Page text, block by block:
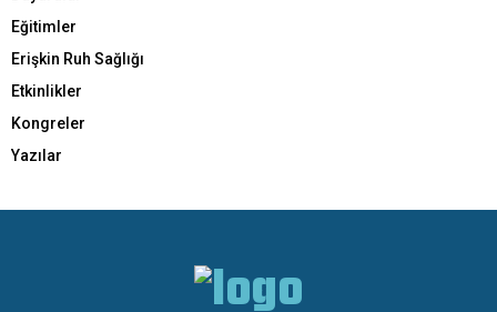
Eğitimler
Erişkin Ruh Sağlığı
Etkinlikler
Kongreler
Yazılar